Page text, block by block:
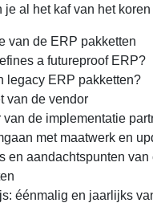
je al het kaf van het
van de ERP pakketten
a futureproof ERP?
legacy ERP pakketten?
van de vendor
van de implementatie
met maatwerk en
en aandachtspunten
éénmalig en jaarlijks